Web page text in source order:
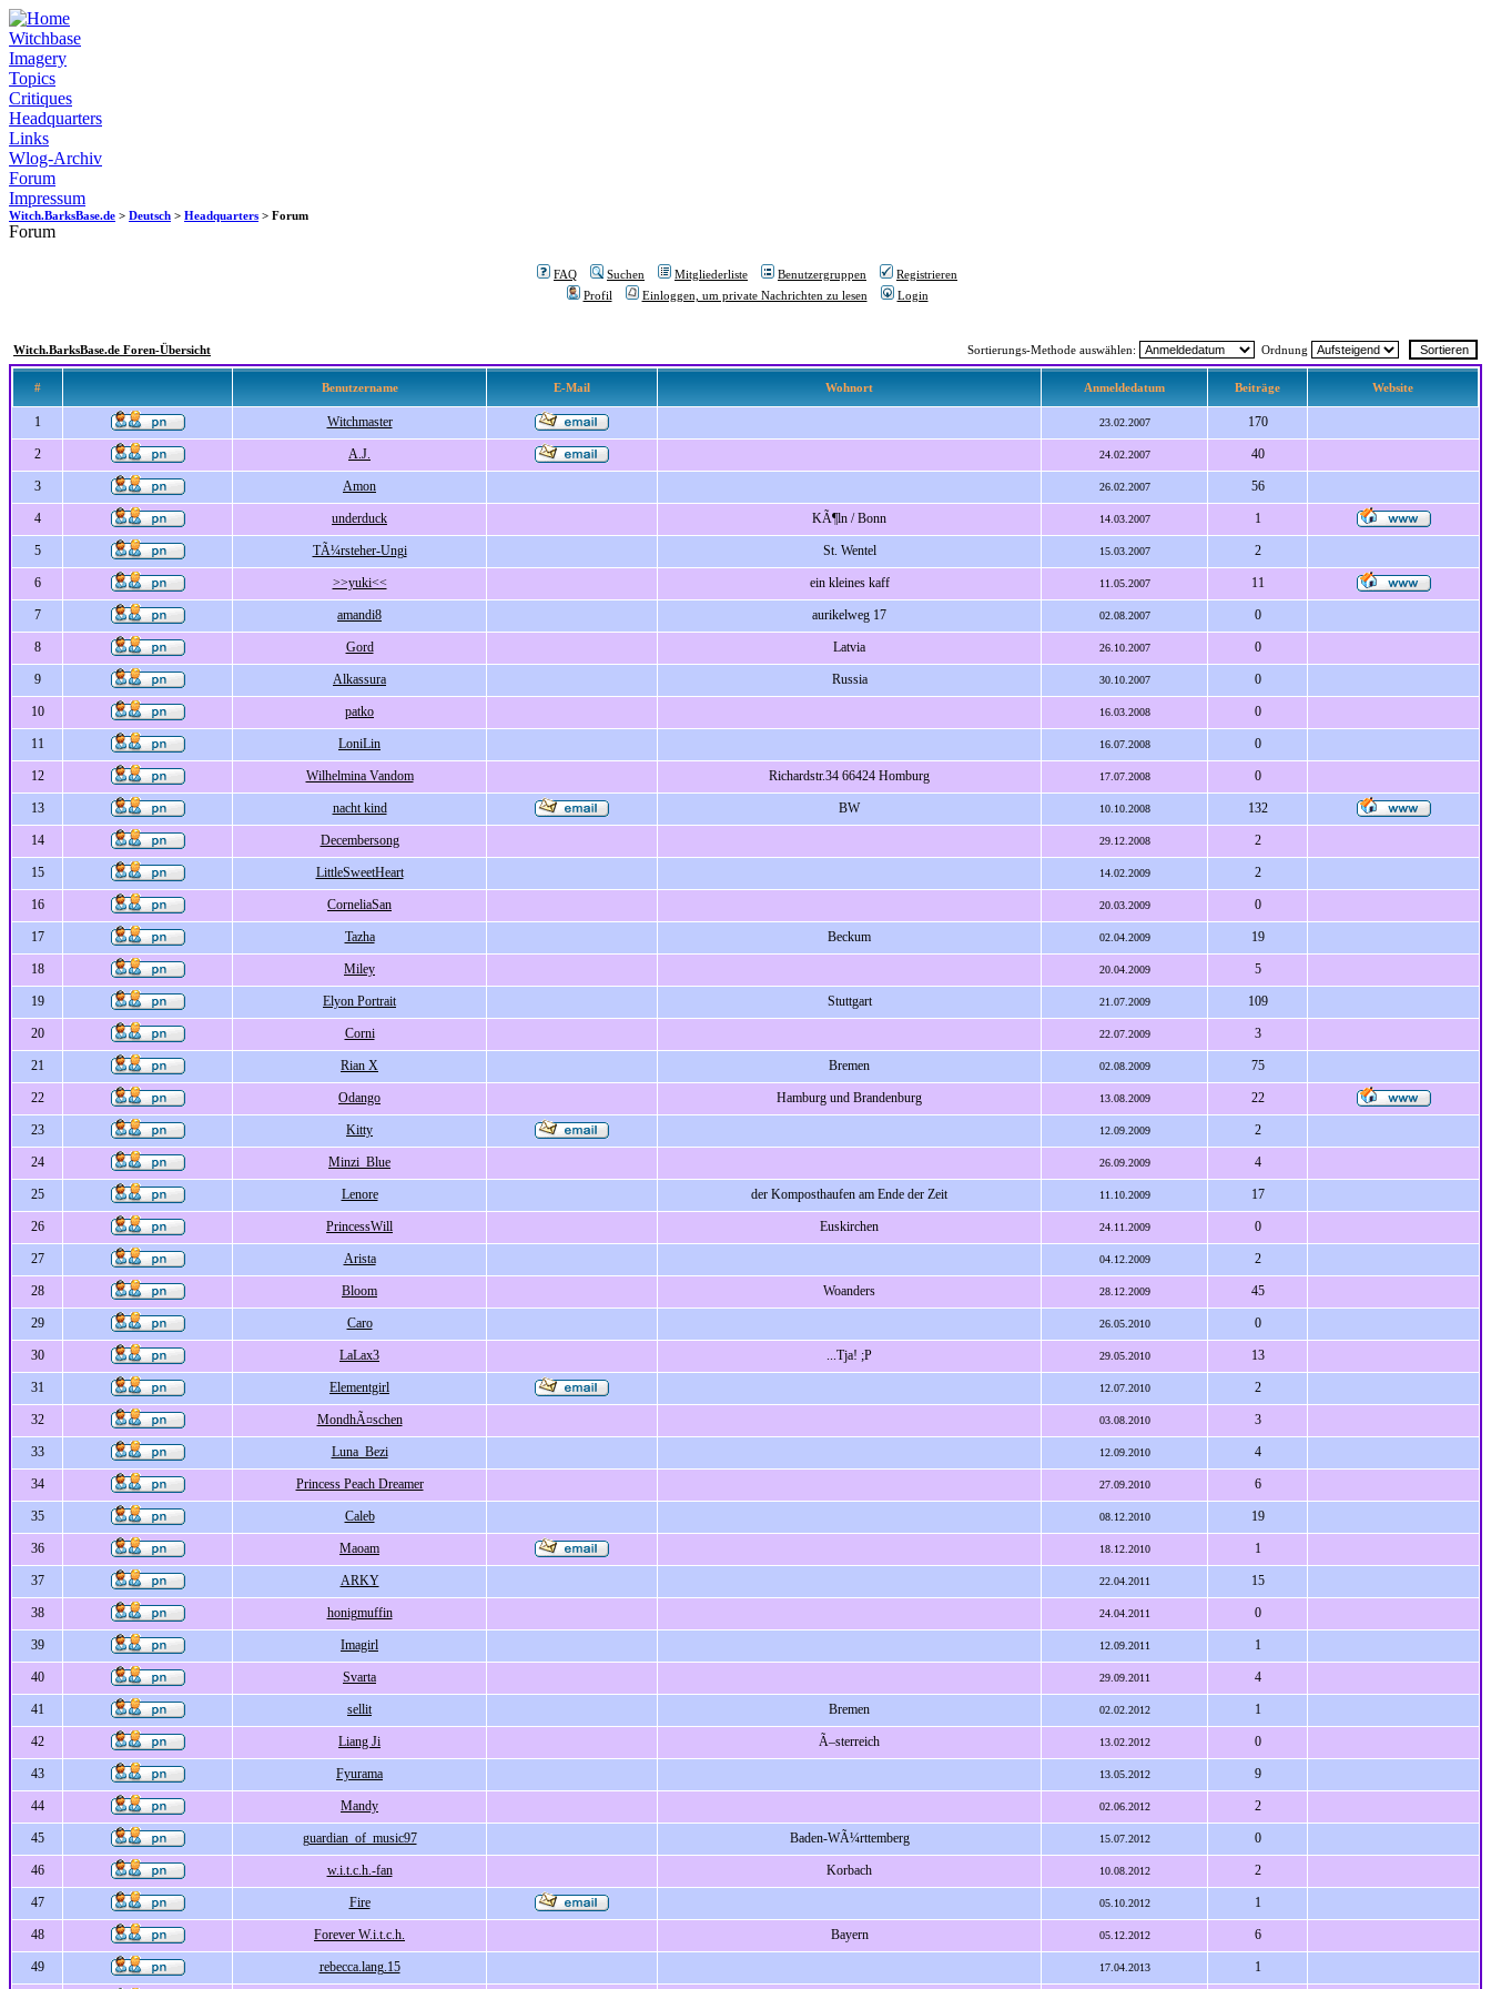
Witchbase
Imagery
Topics
Critiques
Headquarters
Links
Wlog-Archiv
Forum
Impressum
Witch.BarksBase.de > Deutsch > Headquarters > Forum
Forum
FAQ Suchen Mitgliederliste Benutzergruppen
Registrieren
Profil
Einloggen, um private Nachrichten zu lesen Login
Witch.BarksBase.de Foren-Übersicht Sortierungs-Methode auswählen: Ordnung
# Benutzername E-Mail Wohnort Anmeldedatum Beiträge Website
1 Witchmaster 23.02.2007 170
2 A.J. 24.02.2007 40
3 Amon 26.02.2007 56
4 underduck KÃ¶ln / Bonn 14.03.2007 1
5 TÃ¼rsteher-Ungi St. Wentel 15.03.2007 2
6 >>yuki<< ein kleines kaff 11.05.2007 11
7 amandi8 aurikelweg 17 02.08.2007 0
8 Gord Latvia 26.10.2007 0
9 Alkassura Russia 30.10.2007 0
10 patko 16.03.2008 0
11 LoniLin 16.07.2008 0
12 Wilhelmina Vandom Richardstr.34 66424 Homburg 17.07.2008 0
13 nacht kind BW 10.10.2008 132
14 Decembersong 29.12.2008 2
15 LittleSweetHeart 14.02.2009 2
16 CorneliaSan 20.03.2009 0
17 Tazha Beckum 02.04.2009 19
18 Miley 20.04.2009 5
19 Elyon Portrait Stuttgart 21.07.2009 109
20 Corni 22.07.2009 3
21 Rian X Bremen 02.08.2009 75
22 Odango Hamburg und Brandenburg 13.08.2009 22
23 Kitty 12.09.2009 2
24 Minzi_Blue 26.09.2009 4
25 Lenore der Komposthaufen am Ende der Zeit 11.10.2009 17
26 PrincessWill Euskirchen 24.11.2009 0
27 Arista 04.12.2009 2
28 Bloom Woanders 28.12.2009 45
29 Caro 26.05.2010 0
30 LaLax3 ...Tja! ;P 29.05.2010 13
31 Elementgirl 12.07.2010 2
32 MondhÃ¤schen 03.08.2010 3
33 Luna_Bezi 12.09.2010 4
34 Princess Peach Dreamer 27.09.2010 6
35 Caleb 08.12.2010 19
36 Maoam 18.12.2010 1
37 ARKY 22.04.2011 15
38 honigmuffin 24.04.2011 0
39 Imagirl 12.09.2011 1
40 Svarta 29.09.2011 4
41 sellit Bremen 02.02.2012 1
42 Liang Ji Ã–sterreich 13.02.2012 0
43 Fyurama 13.05.2012 9
44 Mandy 02.06.2012 2
45 guardian_of_music97 Baden-WÃ¼rttemberg 15.07.2012 0
46 w.i.t.c.h.-fan Korbach 10.08.2012 2
47 Fire 05.10.2012 1
48 Forever W.i.t.c.h. Bayern 05.12.2012 6
49 rebecca.lang.15 17.04.2013 1